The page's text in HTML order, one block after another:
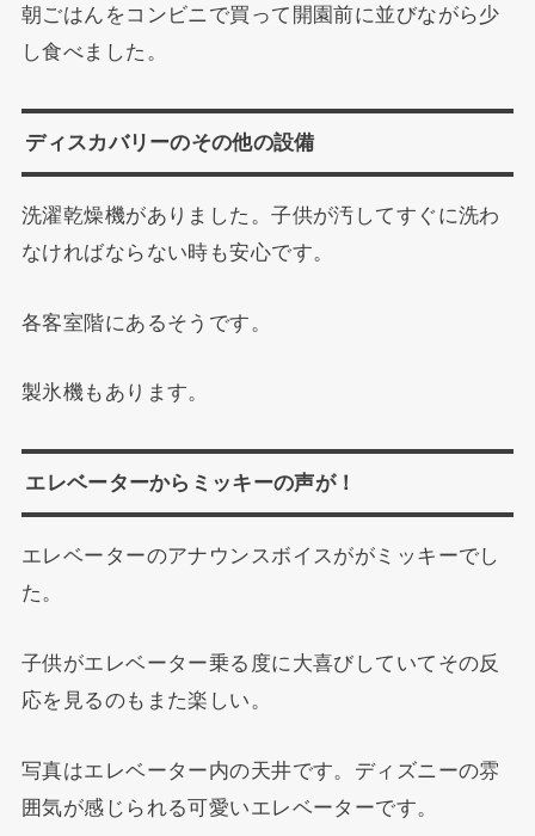
朝ごはんをコンビニで買って開園前に並びながら少
し食べました。
ディスカバリーのその他の設備
洗濯乾燥機がありました。子供が汚してすぐに洗わ
なければならない時も安心です。
各客室階にあるそうです。
製氷機もあります。
エレベーターからミッキーの声が！
エレベーターのアナウンスボイスががミッキーでし
た。
子供がエレベーター乗る度に大喜びしていてその反
応を見るのもまた楽しい。
写真はエレベーター内の天井です。ディズニーの雰
囲気が感じられる可愛いエレベーターです。